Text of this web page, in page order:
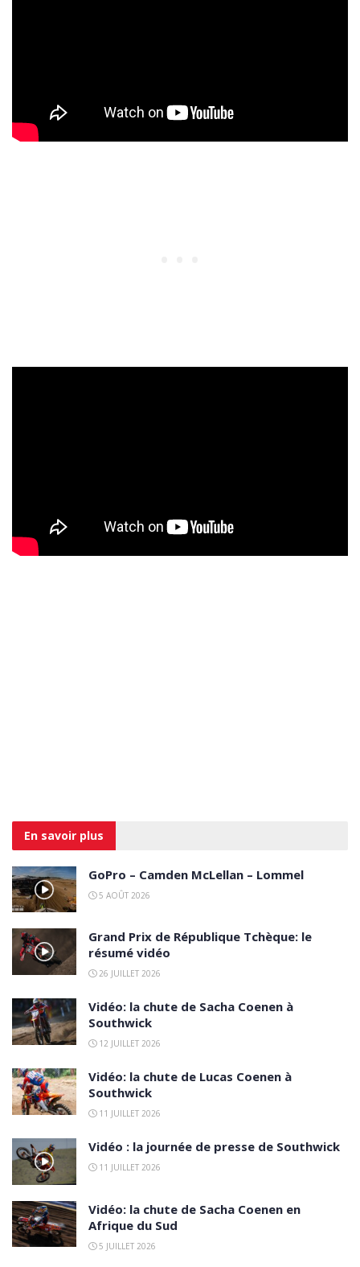
En savoir plus
GoPro – Camden McLellan – Lommel
5 AOÛT 2026
Grand Prix de République Tchèque: le
résumé vidéo
26 JUILLET 2026
Vidéo: la chute de Sacha Coenen à
Southwick
12 JUILLET 2026
Vidéo: la chute de Lucas Coenen à
Southwick
11 JUILLET 2026
Vidéo : la journée de presse de Southwick
11 JUILLET 2026
Vidéo: la chute de Sacha Coenen en
Afrique du Sud
5 JUILLET 2026